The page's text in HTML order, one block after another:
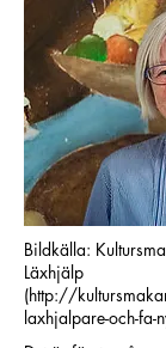
Bildkälla:
Läxhjälp
(http://
laxhjalpare-och-fa-